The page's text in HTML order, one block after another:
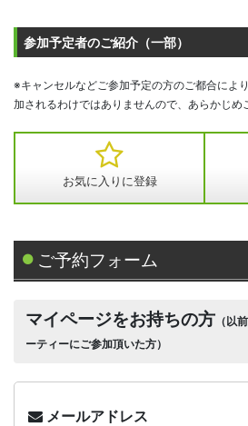
参加予定者のご紹介（一部）
※キャンセルなどご参加予定の方のご都合によ
加されるわけではありませんので、あらかじめ
お気に入りに登録
ご予約フォーム
マイページをお持ちの方 （以
ーティーにご参加頂いた方）
メールアドレス